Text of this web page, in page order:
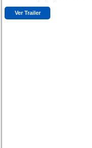
Ver Trailer